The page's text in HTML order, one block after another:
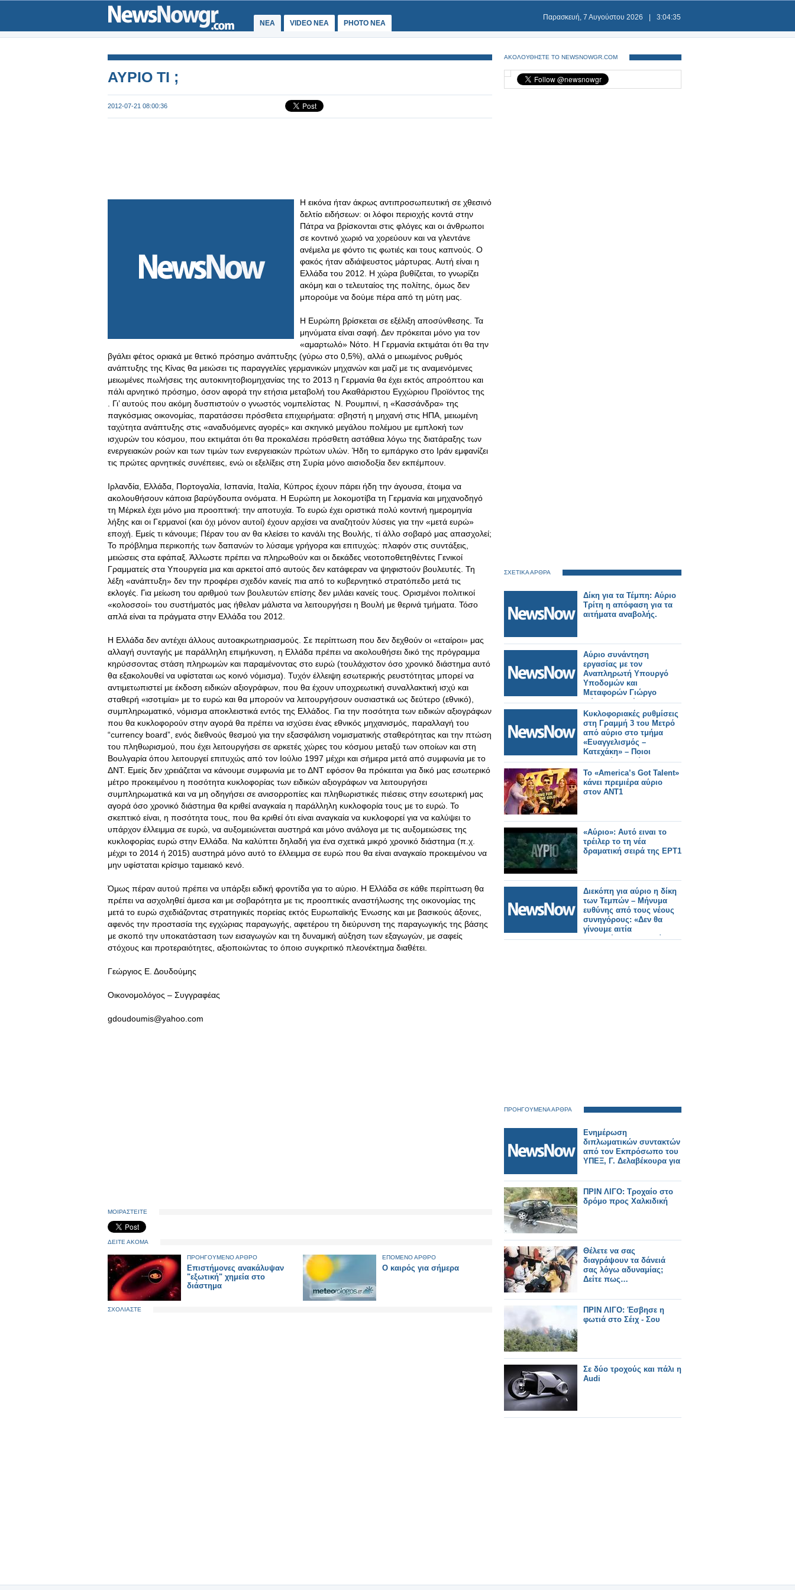
ΝΕΑ VIDEO NEA PHOTO NEA
Παρασκευή, 7 Αυγούστου 2026 3:04:36
ΑΥΡΙΟ ΤΙ ;
2012-07-21 08:00:36
Η εικόνα ήταν άκρως αντιπροσωπευτική σε χθεσινό
δελτίο ειδήσεων: οι λόφοι περιοχής κοντά στην
Πάτρα να βρίσκονται στις φλόγες και οι άνθρωποι
σε κοντινό χωριό να χορεύουν και να γλεντάνε
ανέμελα με φόντο τις φωτιές και τους καπνούς. Ο
φακός ήταν αδιάψευστος μάρτυρας. Αυτή είναι η
Ελλάδα του 2012. Η χώρα βυθίζεται, το γνωρίζει
ακόμη και ο τελευταίος της πολίτης, όμως δεν
μπορούμε να δούμε πέρα από τη μύτη μας.
Η Ευρώπη βρίσκεται σε εξέλιξη αποσύνθεσης. Τα
μηνύματα είναι σαφή. Δεν πρόκειται μόνο για τον
«αμαρτωλό» Νότο. Η Γερμανία εκτιμάται ότι θα την
βγάλει φέτος οριακά με θετικό πρόσημο ανάπτυξης (γύρω στο 0,5%), αλλά ο μειωμένος ρυθμός
ανάπτυξης της Κίνας θα μειώσει τις παραγγελίες γερμανικών μηχανών και μαζί με τις αναμενόμενες
μειωμένες πωλήσεις της αυτοκινητοβιομηχανίας της το 2013 η Γερμανία θα έχει εκτός απροόπτου και
πάλι αρνητικό πρόσημο, όσον αφορά την ετήσια μεταβολή του Ακαθάριστου Εγχώριου Προϊόντος της
. Γι’ αυτούς που ακόμη δυσπιστούν ο γνωστός νομπελίστας Ν. Ρουμπινί, η «Κασσάνδρα» της
παγκόσμιας οικονομίας, παρατάσσει πρόσθετα επιχειρήματα: σβηστή η μηχανή στις ΗΠΑ, μειωμένη
ταχύτητα ανάπτυξης στις «αναδυόμενες αγορές» και σκηνικό μεγάλου πολέμου με εμπλοκή των
ισχυρών του κόσμου, που εκτιμάται ότι θα προκαλέσει πρόσθετη αστάθεια λόγω της διατάραξης των
ενεργειακών ροών και των τιμών των ενεργειακών πρώτων υλών. Ήδη το εμπάργκο στο Ιράν εμφανίζει
τις πρώτες αρνητικές συνέπειες, ενώ οι εξελίξεις στη Συρία μόνο αισιοδοξία δεν εκπέμπουν.
Ιρλανδία, Ελλάδα, Πορτογαλία, Ισπανία, Ιταλία, Κύπρος έχουν πάρει ήδη την άγουσα, έτοιμα να
ακολουθήσουν κάποια βαρύγδουπα ονόματα. Η Ευρώπη με λοκομοτίβα τη Γερμανία και μηχανοδηγό
τη Μέρκελ έχει μόνο μια προοπτική: την αποτυχία. Το ευρώ έχει οριστικά πολύ κοντινή ημερομηνία
λήξης και οι Γερμανοί (και όχι μόνον αυτοί) έχουν αρχίσει να αναζητούν λύσεις για την «μετά ευρώ»
εποχή. Εμείς τι κάνουμε; Πέραν του αν θα κλείσει το κανάλι της Βουλής, τί άλλο σοβαρό μας απασχολεί;
Το πρόβλημα περικοπής των δαπανών το λύσαμε γρήγορα και επιτυχώς: πλαφόν στις συντάξεις,
μειώσεις στα εφάπαξ. Άλλωστε πρέπει να πληρωθούν και οι δεκάδες νεοτοποθετηθέντες Γενικοί
Γραμματείς στα Υπουργεία μια και αρκετοί από αυτούς δεν κατάφεραν να ψηφιστούν βουλευτές. Τη
λέξη «ανάπτυξη» δεν την προφέρει σχεδόν κανείς πια από το κυβερνητικό στρατόπεδο μετά τις
εκλογές. Για μείωση του αριθμού των βουλευτών επίσης δεν μιλάει κανείς τους. Ορισμένοι πολιτικοί
«κολοσσοί» του συστήματός μας ήθελαν μάλιστα να λειτουργήσει η Βουλή με θερινά τμήματα. Τόσο
απλά είναι τα πράγματα στην Ελλάδα του 2012.
Η Ελλάδα δεν αντέχει άλλους αυτοακρωτηριασμούς. Σε περίπτωση που δεν δεχθούν οι «εταίροι» μας
αλλαγή συνταγής με παράλληλη επιμήκυνση, η Ελλάδα πρέπει να ακολουθήσει δικό της πρόγραμμα
κηρύσσοντας στάση πληρωμών και παραμένοντας στο ευρώ (τουλάχιστον όσο χρονικό διάστημα αυτό
θα εξακολουθεί να υφίσταται ως κοινό νόμισμα). Τυχόν έλλειψη εσωτερικής ρευστότητας μπορεί να
αντιμετωπιστεί με έκδοση ειδικών αξιογράφων, που θα έχουν υποχρεωτική συναλλακτική ισχύ και
σταθερή «ισοτιμία» με το ευρώ και θα μπορούν να λειτουργήσουν ουσιαστικά ως δεύτερο (εθνικό),
συμπληρωματικό, νόμισμα αποκλειστικά εντός της Ελλάδος. Για την ποσότητα των ειδικών αξιογράφων
που θα κυκλοφορούν στην αγορά θα πρέπει να ισχύσει ένας εθνικός μηχανισμός, παραλλαγή του
“currency board”, ενός διεθνούς θεσμού για την εξασφάλιση νομισματικής σταθερότητας και την πτώση
του πληθωρισμού, που έχει λειτουργήσει σε αρκετές χώρες του κόσμου μεταξύ των οποίων και στη
Βουλγαρία όπου λειτουργεί επιτυχώς από τον Ιούλιο 1997 μέχρι και σήμερα μετά από συμφωνία με το
ΔΝΤ. Εμείς δεν χρειάζεται να κάνουμε συμφωνία με το ΔΝΤ εφόσον θα πρόκειται για δικό μας εσωτερικό
μέτρο προκειμένου η ποσότητα κυκλοφορίας των ειδικών αξιογράφων να λειτουργήσει
συμπληρωματικά και να μη οδηγήσει σε ανισορροπίες και πληθωριστικές πιέσεις στην εσωτερική μας
αγορά όσο χρονικό διάστημα θα κριθεί αναγκαία η παράλληλη κυκλοφορία τους με το ευρώ. Το
σκεπτικό είναι, η ποσότητα τους, που θα κριθεί ότι είναι αναγκαία να κυκλοφορεί για να καλύψει το
υπάρχον έλλειμμα σε ευρώ, να αυξομειώνεται αυστηρά και μόνο ανάλογα με τις αυξομειώσεις της
κυκλοφορίας ευρώ στην Ελλάδα. Να καλύπτει δηλαδή για ένα σχετικά μικρό χρονικό διάστημα (π.χ.
μέχρι το 2014 ή 2015) αυστηρά μόνο αυτό το έλλειμμα σε ευρώ που θα είναι αναγκαίο προκειμένου να
μην υφίσταται κρίσιμο ταμειακό κενό.
Όμως πέραν αυτού πρέπει να υπάρξει ειδική φροντίδα για το αύριο. Η Ελλάδα σε κάθε περίπτωση θα
πρέπει να ασχοληθεί άμεσα και με σοβαρότητα με τις προοπτικές αναστήλωσης της οικονομίας της
μετά το ευρώ σχεδιάζοντας στρατηγικές πορείας εκτός Ευρωπαϊκής Ένωσης και με βασικούς άξονες,
αφενός την προστασία της εγχώριας παραγωγής, αφετέρου τη διεύρυνση της παραγωγικής της βάσης
με σκοπό την υποκατάσταση των εισαγωγών και τη δυναμική αύξηση των εξαγωγών, με σαφείς
στόχους και προτεραιότητες, αξιοποιώντας το όποιο συγκριτικό πλεονέκτημα διαθέτει.
Γεώργιος Ε. Δουδούμης
Οικονομολόγος – Συγγραφέας
gdoudoumis@yahoo.com
ΜΟΙΡΑΣΤΕΙΤΕ
ΔΕΙΤΕ ΑΚΟΜΑ
ΠΡΟΗΓΟΥΜΕΝΟ ΑΡΘΡΟ
Επιστήμονες ανακάλυψαν
"εξωτική" χημεία στο
διάστημα
ΕΠΟΜΕΝΟ ΑΡΘΡΟ
O καιρός για σήμερα
ΣΧΟΛΙΑΣΤΕ
ΑΚΟΛΟΥΘΗΣΤΕ ΤΟ NEWSNOWGR.COM
ΣΧΕΤΙΚΑ ΑΡΘΡΑ
Δίκη για τα Τέμπη: Αύριο
Τρίτη η απόφαση για τα
αιτήματα αναβολής.
Αύριο συνάντηση
εργασίας με τον
Αναπληρωτή Υπουργό
Υποδομών και
Μεταφορών Γιώργο
Κώτσηρα θα έχει ο
Κωνσταντίνος
Γκιουλέκας.
Κυκλοφοριακές ρυθμίσεις
στη Γραμμή 3 του Μετρό
από αύριο στο τμήμα
«Ευαγγελισμός –
Κατεχάκη» – Ποιοι
σταθμοί θα κλείνουν στις
21:40.
Το «America’s Got Talent»
κάνει πρεμιέρα αύριο
στον ΑΝΤ1
«Αύριο»: Αυτό ειναι το
τρέιλερ το τη νέα
δραματική σειρά της ΕΡΤ1
Διεκόπη για αύριο η δίκη
των Τεμπών – Μήνυμα
ευθύνης από τους νέους
συνηγόρους: «Δεν θα
γίνουμε αιτία
καθυστέρησης της δίκης»
ΠΡΟΗΓΟΥΜΕΝΑ ΑΡΘΡΑ
Ενημέρωση
διπλωματικών συντακτών
από τον Εκπρόσωπο του
ΥΠΕΞ, Γ. Δελαβέκουρα για
ΠΡΙΝ ΛΙΓΟ: Τροχαίο στο
δρόμο προς Χαλκιδική
Θέλετε να σας
διαγράψουν τα δάνειά
σας λόγω αδυναμίας;
Δείτε πως…
ΠΡΙΝ ΛΙΓΟ: Έσβησε η
φωτιά στο Σέιχ - Σου
Σε δύο τροχούς και πάλι η
Audi